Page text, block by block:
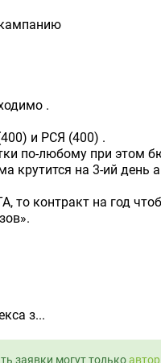
.
и РСЯ (400) .
по-любому при этом
крутится на 3-ий день
то контракт на год
з...
заявки могут только